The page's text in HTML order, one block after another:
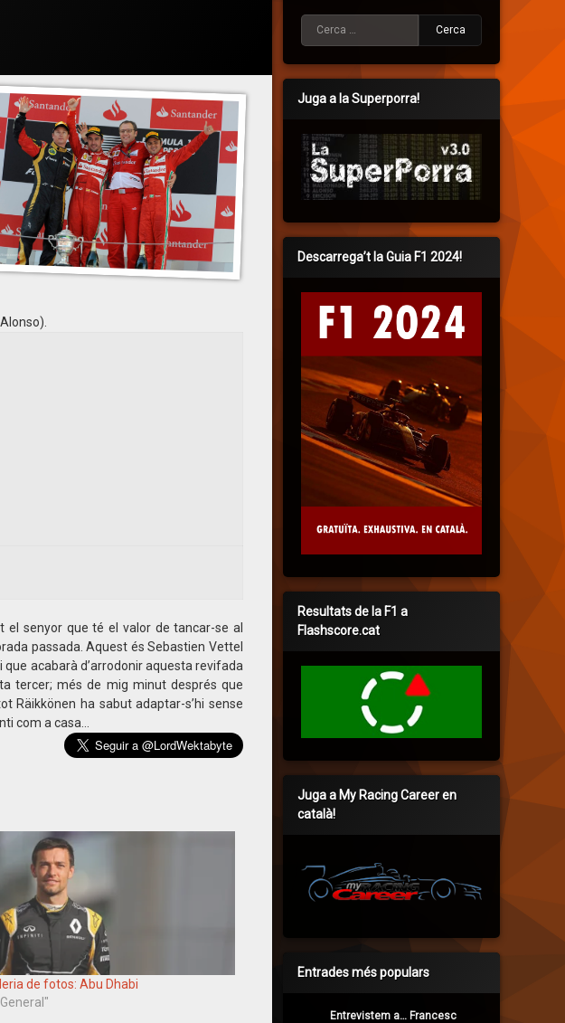
senyor que té el valor de tancar-se al
passada. Aquest és Sebastien Vettel
acabarà d’arrodonir aquesta revifada
tercer; més de mig minut després que
Räikkönen ha sabut adaptar-s’hi sense
com a casa…
de fotos: Abu Dhabi
Juga a la Superporra!
Descarrega’t la Guia F1 2024!
Resultats de la F1 a
Flashscore.cat
Juga a My Racing Career en
català!
Entrades més populars
Entrevistem a… Francesc